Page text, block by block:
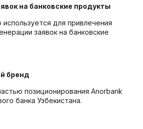
на банковские продукты
для привлечения
заявок на банковские
бренд
позиционирования Anorbank
банка Узбекистана.